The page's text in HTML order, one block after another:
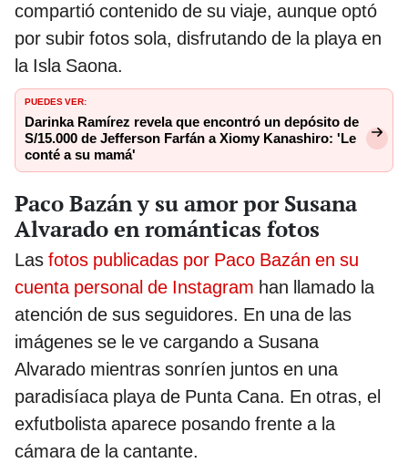
compartió contenido de su viaje, aunque optó
por subir fotos sola, disfrutando de la playa en
la Isla Saona.
PUEDES VER:
Darinka Ramírez revela que encontró un depósito de
S/15.000 de Jefferson Farfán a Xiomy Kanashiro: 'Le
conté a su mamá'
Paco Bazán y su amor por Susana
Alvarado en románticas fotos
Las fotos publicadas por Paco Bazán en su
cuenta personal de Instagram han llamado la
atención de sus seguidores. En una de las
imágenes se le ve cargando a Susana
Alvarado mientras sonríen juntos en una
paradisíaca playa de Punta Cana. En otras, el
exfutbolista aparece posando frente a la
cámara de la cantante.